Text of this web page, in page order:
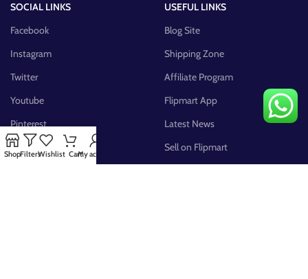
SOCIAL LINKS
Facebook
Instagram
Twitter
Youtube
Pinterest
FB Group
USEFUL LINKS
Blog Site
Shipping Zone
Affiliate Program
Flipmart App
Latest News
Sell on Flipmart
ShopFiltersWishlist CartMy account